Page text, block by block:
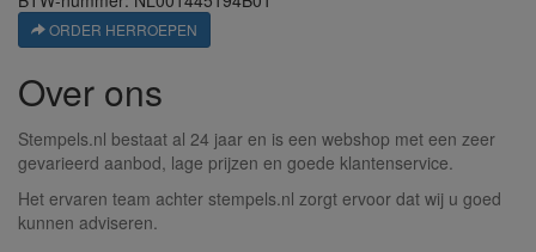
ORDER HERROEPEN
Over ons
Stempels.nl bestaat al 24 jaar en is een webshop met een zeer
gevarieerd aanbod, lage prijzen en goede klantenservice.
Het ervaren team achter stempels.nl zorgt ervoor dat wij u goed
kunnen adviseren.